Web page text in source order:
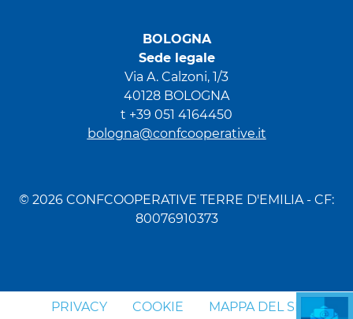
BOLOGNA
Sede legale
Via A. Calzoni, 1/3
40128 BOLOGNA
t +39 051 4164450
bologna@confcooperative.it
© 2026 CONFCOOPERATIVE TERRE D'EMILIA - CF:
80076910373
PRIVACY COOKIE MAPPA DEL SITO